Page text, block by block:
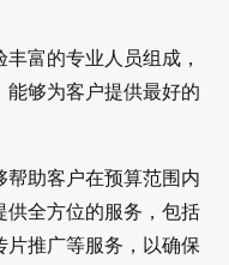
富的专业人员组成，
够为客户提供最好的
助客户在预算范围内
供全方位的服务，包括
片推广等服务，以确保